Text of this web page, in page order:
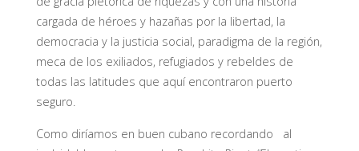
cargada de héroes y hazañas por la libertad, la
democracia y la justicia social, paradigma de la región,
meca de los exiliados, refugiados y rebeldes de
todas las latitudes que aquí encontraron puerto
seguro.
Como diríamos en buen cubano recordando al